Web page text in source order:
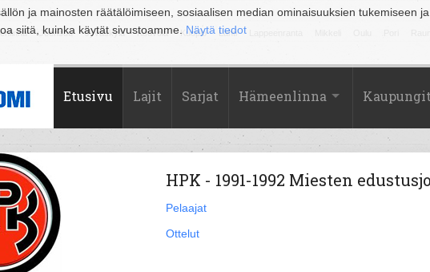
ja mainosten räätälöimiseen, sosiaalisen median ominaisuuksien tukemiseen
siitä, kuinka käytät sivustoamme. Näytä tiedot
Joensuu Jyväskylä Kouvola Kuopio Lahti
Etusivu Lajit Sarjat Hämeenlinna Kaupungit
HPK - 1991-1992 Miesten
Pelaajat
Ottelut